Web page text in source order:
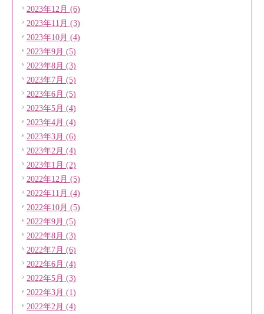
2023年12月 (6)
2023年11月 (3)
2023年10月 (4)
2023年9月 (5)
2023年8月 (3)
2023年7月 (5)
2023年6月 (5)
2023年5月 (4)
2023年4月 (4)
2023年3月 (6)
2023年2月 (4)
2023年1月 (2)
2022年12月 (5)
2022年11月 (4)
2022年10月 (5)
2022年9月 (5)
2022年8月 (3)
2022年7月 (6)
2022年6月 (4)
2022年5月 (3)
2022年3月 (1)
2022年2月 (4)